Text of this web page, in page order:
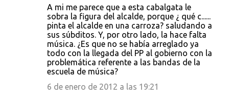
A mi me parece que a esta cabalgata le
sobra la figura del alcalde, porque ¿ qué c......
pinta el alcalde en una carroza? saludando a
sus súbditos. Y, por otro lado, la hace falta
música. ¿Es que no se había arreglado ya
todo con la llegada del PP al gobierno con la
problemática referente a las bandas de la
escuela de música?
6 de enero de 2012 a las 19:21